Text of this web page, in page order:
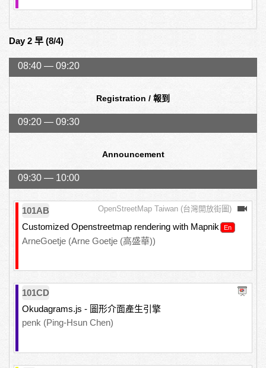
Day 2 早 (8/4)
08:40 — 09:20
Registration / 報到
09:20 — 09:30
Announcement
09:30 — 10:00
101AB OpenStreetMap Taiwan (台灣開放街圖)
Customized Openstreetmap rendering with Mapnik
ArneGoetje (Arne Goetje (高盛華))
101CD
Okudagrams.js - 圖形介面產生引擎
penk (Ping-Hsun Chen)